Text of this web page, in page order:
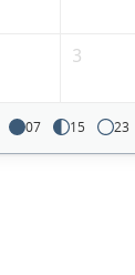
3
07 15 23